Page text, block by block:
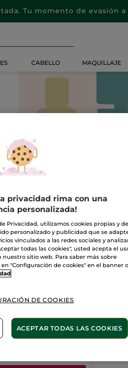
Tu momento de evasión
CABELLO MAQUILLAJE
Lande
privacidad rima con una
personalizada!
Privacidad, utilizamos cookies propias y de
personalizado y publicidad que se
vinculados a las redes sociales y
todas las cookies", usted acepta el
nuestro sitio web. Para saber más sobre
"Configuración de cookies" en el banner o
DE COOKIES
ACEPTAR TODAS LAS COOKIES